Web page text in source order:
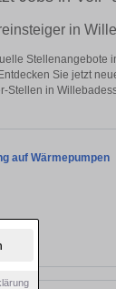
in
Stellenangebote
Sie jetzt
Stellen in
auf Wärmepumpen